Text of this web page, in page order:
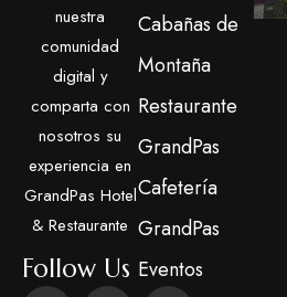
nuestra
comunidad
digital y
comparta con
nosotros su
experiencia en
GrandPas Hotel
& Restaurante
Follow Us
Cabañas de
Montaña
Restaurante
GrandPas
Cafetería
GrandPas
Eventos